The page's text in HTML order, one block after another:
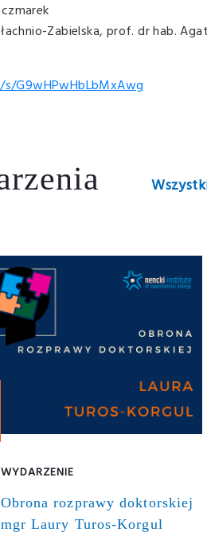
Zabielska, prof. dr hab.
G9wHPwHbLbMxAwg
WYDARZENIE
Obrona rozprawy doktorskiej
mgr Laury Turos-Korgul